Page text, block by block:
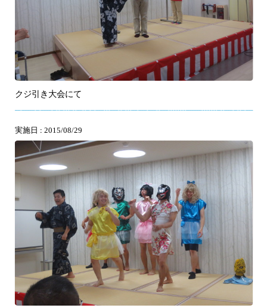
クジ引き大会にて
実施日 : 2015/08/29